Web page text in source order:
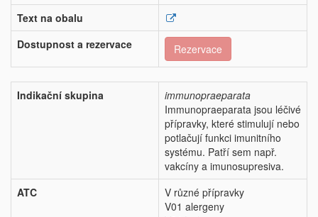
Text na obalu
Dostupnost a rezervace
Rezervace
Indikační skupina
immunopraeparata
Immunopraeparata jsou léčivé
přípravky, které stimulují nebo
potlačují funkci imunitního
systému. Patří sem např.
vakcíny a imunosupresiva.
ATC
V různé přípravky
V01 alergeny